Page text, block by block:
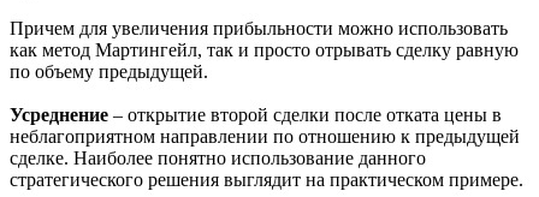
Причем для увеличения прибыльности можно использовать
как метод Мартингейл, так и просто отрывать сделку равную
по объему предыдущей.
Усреднение – открытие второй сделки после отката цены в
неблагоприятном направлении по отношению к предыдущей
сделке. Наиболее понятно использование данного
стратегического решения выглядит на практическом примере.